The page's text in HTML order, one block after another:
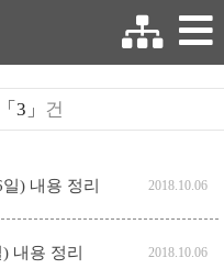
「3」 건
) 내용 정리 2018.10.06
내용 정리 2018.10.06